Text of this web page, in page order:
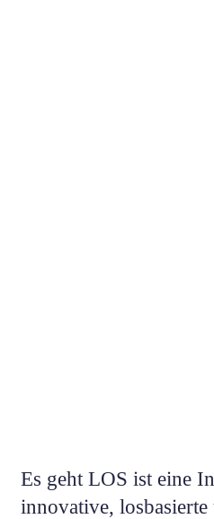
Es geht LOS ist eine
innovative,